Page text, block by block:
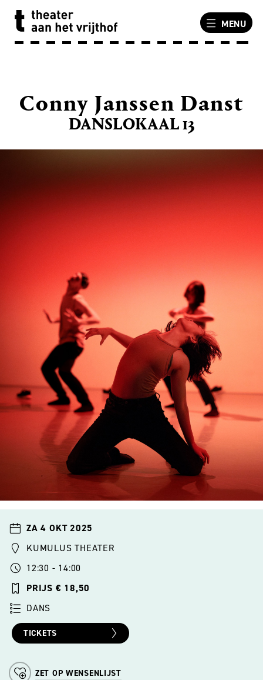
MENU
DANSLOKAAL 13
Conny Janssen Danst
ZA 4 OKT 2025
KUMULUS THEATER
12:30 - 14:00
PRIJS € 18,50
DANS
TICKETS
ZET OP WENSENLIJST